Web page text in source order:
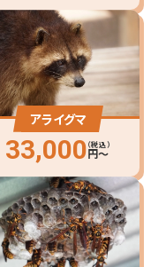
アライグマ
33,000（税込）
円〜